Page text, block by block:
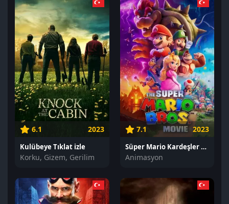
6.1 2023
Kulübeye Tıklat izle
Korku, Gizem, Gerilim
7.1 2023
Süper Mario Kardeşler Filmi izle
Animasyon